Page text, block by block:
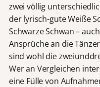
zwei völlig
der lyrisch-gute Weiße
Schwarze Schwan –
Ansprüche an die
sind wohl die
Wer an Vergleichen
eine Fülle von